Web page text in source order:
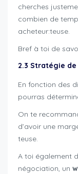
cherches
combien de
acheteur:teuse.
Bref à toi de
2.3 Stratégie
En fonction des
pourras
On te
d’avoir une
teuse.
A toi également
négociation, un